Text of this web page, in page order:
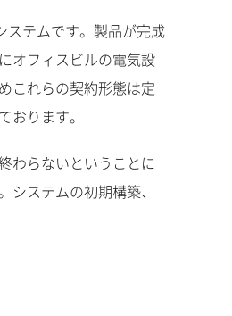
ステムです。製品が完成
オフィスビルの電気設
これらの契約形態は定
ります。
わらないということに
ステムの初期構築、